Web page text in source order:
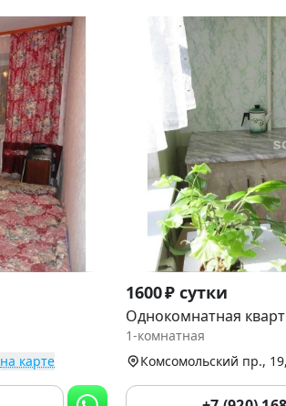
на карте
Item
1
of
1600 ₽ сутки
Однокомнатная
1-комнатная
Комсомольский пр.,